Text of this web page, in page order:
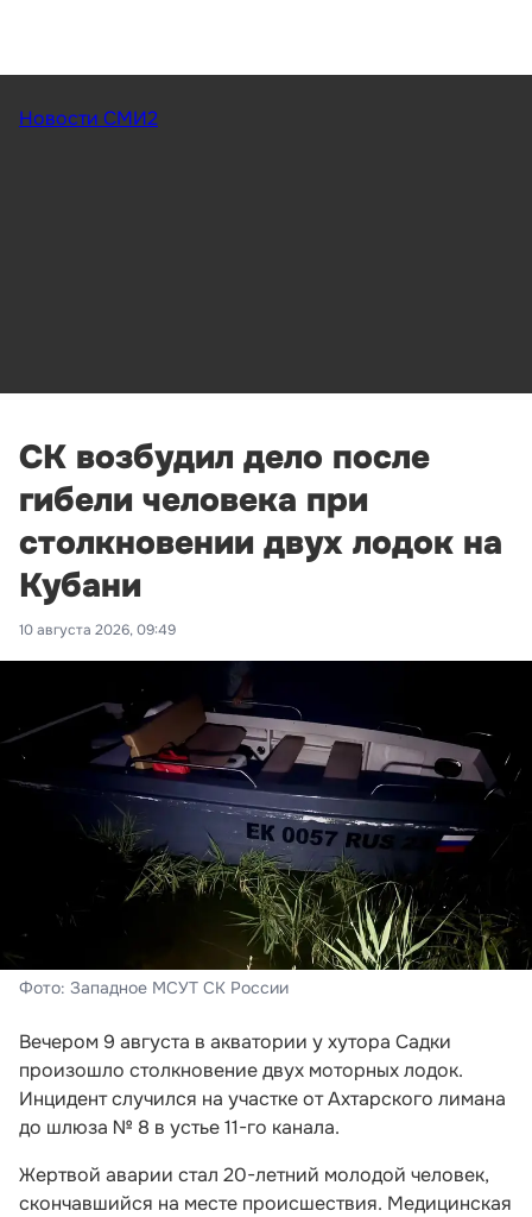
Новости СМИ2
СК возбудил дело после
гибели человека при
столкновении двух лодок на
Кубани
10 августа 2026, 09:49
Фото: Западное МСУТ СК России
Вечером 9 августа в акватории у хутора Садки
произошло столкновение двух моторных лодок.
Инцидент случился на участке от Ахтарского лимана
до шлюза № 8 в устье 11-го канала.
Жертвой аварии стал 20-летний молодой человек,
скончавшийся на месте происшествия. Медицинская